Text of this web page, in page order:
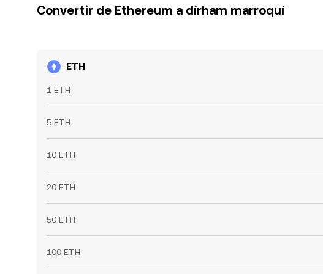
Convertir de Ethereum a dírham marroquí
ETH
1 ETH
5 ETH
10 ETH
20 ETH
50 ETH
100 ETH